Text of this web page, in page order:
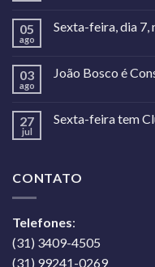
05
ago
Sexta-feira, dia 7,
03
ago
João Bosco é
27
jul
Sexta-feira tem
CONTATO
Telefones:
(31) 3409-4505
(31) 99241-0269